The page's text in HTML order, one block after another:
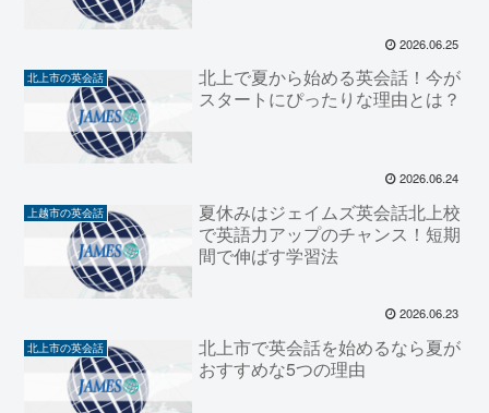
2026.06.25
北上市の英会話
北上で夏から始める英会話！今が
スタートにぴったりな理由とは？
2026.06.24
上越市の英会話
夏休みはジェイムズ英会話北上校
で英語力アップのチャンス！短期
間で伸ばす学習法
2026.06.23
北上市の英会話
北上市で英会話を始めるなら夏が
おすすめな5つの理由